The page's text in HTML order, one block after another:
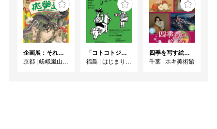
企画展：それいけ！ 応挙塾 －円山応挙とその弟子たち－
京都
嵯峨嵐山文華館
「コトコトジャーニー」
福島
はじまりの美術館
四季を写す絵画たち
千葉
ホキ美術館